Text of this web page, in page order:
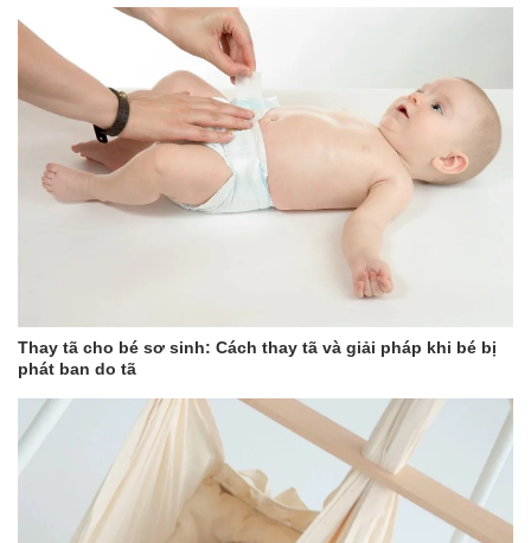
Thay tã cho bé sơ sinh: Cách thay tã và giải pháp khi bé bị
phát ban do tã